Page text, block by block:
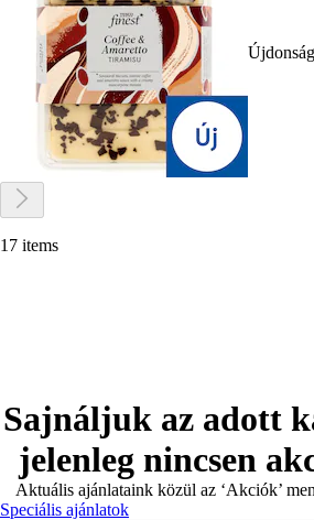
17 items
Sajnáljuk az adott
jelenleg nincsen
Aktuális ajánlataink közül az ‘Akciók’
Speciális ajánlatok